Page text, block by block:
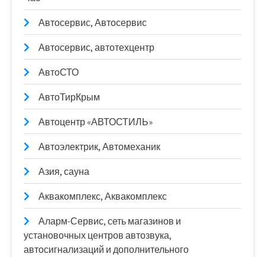
Автосервис, Автосервис
Автосервис, автотехцентр
АвтоСТО
АвтоТирКрым
Автоцентр «АВТОСТИЛЬ»
Автоэлектрик, Автомеханик
Азия, сауна
Аквакомплекс, Аквакомплекс
Аларм-Сервис, сеть магазинов и
установочных центров автозвука,
автосигнализаций и дополнительного